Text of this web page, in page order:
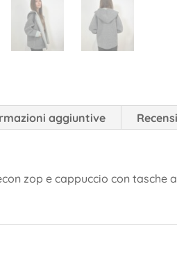
aggiuntive
zop e cappuccio con